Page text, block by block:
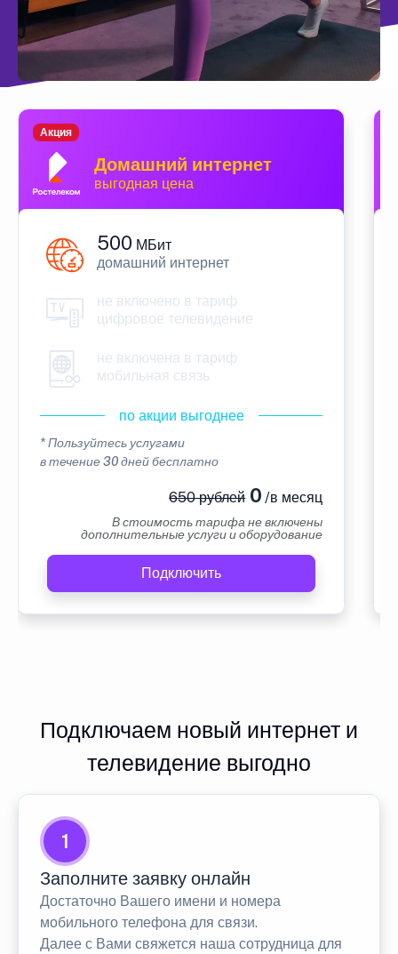
Домашний интернет
выгодная цена
Акция
500 МБит
домашний интернет
не включено в тариф
цифровое телевидение
не включена в тариф
мобильная связь
по акции выгоднее
* Пользуйтесь услугами
в течение 30 дней бесплатно
650 рублей0 /в месяц
В стоимость тарифа не включены
дополнительные услуги и оборудование
Подключить
Подключаем новый интернет и
телевидение выгодно
1
Заполните заявку онлайн
Достаточно Вашего имени и номера
мобильного телефона для связи.
Далее с Вами свяжется наша сотрудница для